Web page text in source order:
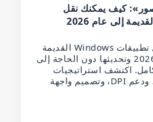
كيف يمكنك نقل
إلى عام 2026
تعرّف على كيفية نقل تطبيقات Windows القديمة
الخاصة بك إلى عام 2026 وتحديثها دون الحاجة إلى
اكتشف استراتيجيات
التكيف مع Unicode، ودعم DPI، وتصميم واجهة